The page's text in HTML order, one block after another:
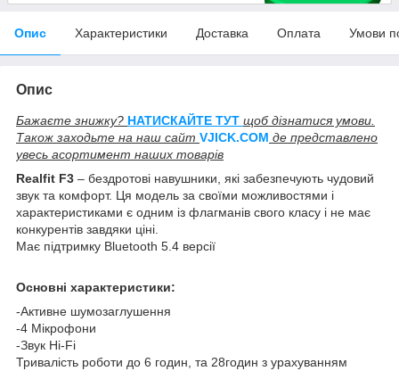
Опис Характеристики Доставка Оплата Умови
Опис
Бажаєте знижку? НАТИСКАЙТЕ ТУТ щоб дізнатися умови.
Також заходьте на наш сайт VJICK.COM де представлено
увесь асортимент наших товарів
Realfit F3 – бездротові навушники, які забезпечують чудовий
звук та комфорт. Ця модель за своїми можливостями і
характеристиками є одним із флагманів свого класу і не має
конкурентів завдяки ціні.
Має підтримку Bluetooth 5.4 версії
Основні характеристики:
-Активне шумозаглушення
-4 Мікрофони
-Звук Hi-Fi
Тривалість роботи до 6 годин, та 28годин з урахуванням